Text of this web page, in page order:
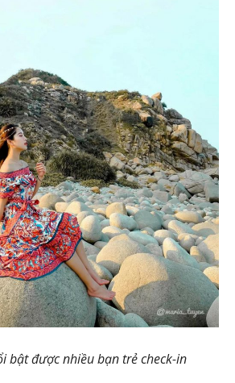
bật được nhiều bạn trẻ check-in